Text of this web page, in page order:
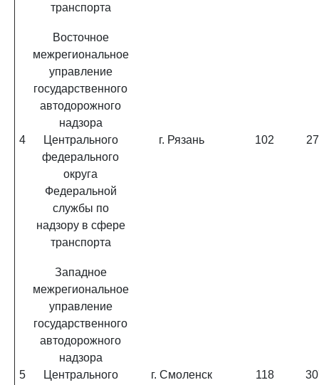
транспорта
4
Восточное
межрегиональное
управление
государственного
автодорожного
надзора
Центрального
федерального
округа
Федеральной
службы по
надзору в сфере
транспорта
г. Рязань 102
5
Западное
межрегиональное
управление
государственного
автодорожного
надзора
Центрального
г. Смоленск 118